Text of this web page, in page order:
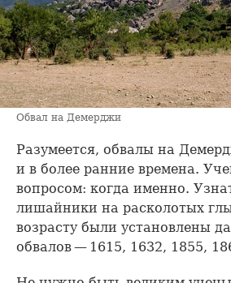
Обвал на Демерджи
Разумеется, обвалы на
и в более ранние времена.
вопросом: когда именно.
лишайники на расколотых
возрасту были установлены
обвалов — 1615, 1632, 1855,